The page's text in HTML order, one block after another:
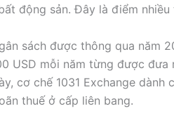
động sản. Đây là điểm
sách được thông qua năm
USD mỗi năm từng được
cơ chế 1031 Exchange
thuế ở cấp liên bang.